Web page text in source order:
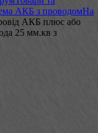
АКБ з проводомНа
АКБ плюс або
25 мм.кв з